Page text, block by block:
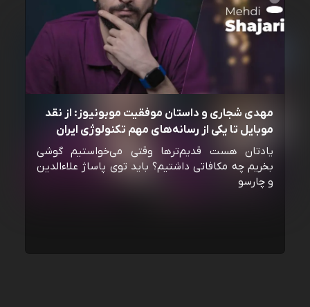
مهدی شجاری و داستان موفقیت موبونیوز: از نقد
موبایل تا یکی از رسانه‌‌های مهم تکنولوژی ایران
یادتان هست قدیم‌ترها وقتی می‌خواستیم گوشی
بخریم چه مکافاتی داشتیم؟ باید توی پاساژ علاءالدین
و چارسو